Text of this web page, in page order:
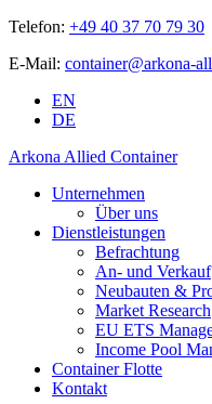
Telefon: +49 40 37 70 79 30
E-Mail: container@arkona-
EN
DE
Arkona Allied Container
Unternehmen
Über uns
Dienstleistungen
Befrachtung
An- und Verkauf
Neubauten &
Market Research
EU ETS
Income Pool
Container Flotte
Kontakt